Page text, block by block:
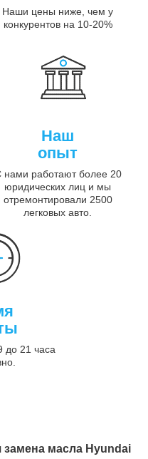
Наши цены ниже, чем у
конкурентов на 10-20%
Наш
опыт
нами работают более 20
юридических лиц и мы
отремонтировали 2500
легковых авто.
до 21 часа
замена масла Hyundai